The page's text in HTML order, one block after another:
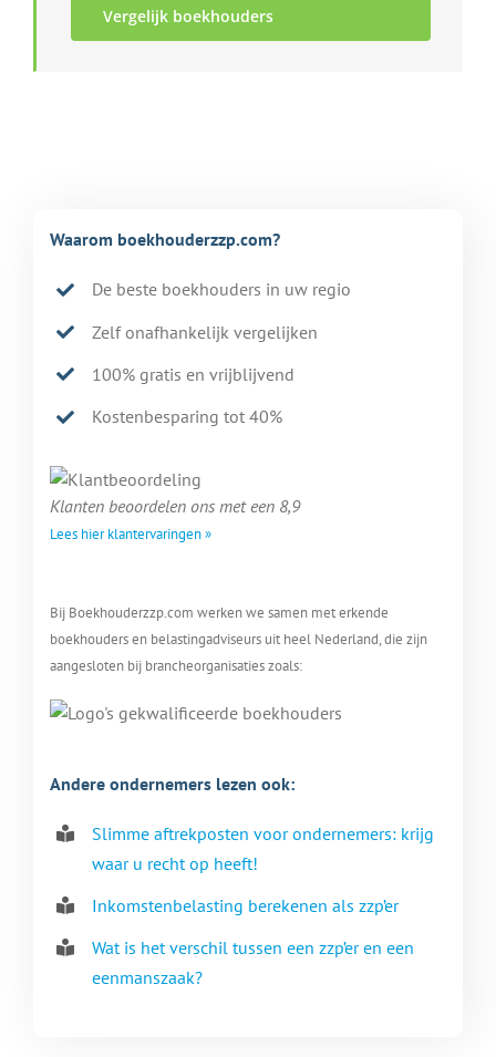
Vergelijk boekhouders
Waarom boekhouderzzp.com?
De beste boekhouders in uw regio
Zelf onafhankelijk vergelijken
100% gratis en vrijblijvend
Kostenbesparing tot 40%
Klanten beoordelen ons met een 8,9
Lees hier klantervaringen »
Bij Boekhouderzzp.com werken we samen met erkende
boekhouders en belastingadviseurs uit heel Nederland, die zijn
aangesloten bij brancheorganisaties zoals:
Andere ondernemers lezen ook:
Slimme aftrekposten voor ondernemers: krijg
waar u recht op heeft!
Inkomstenbelasting berekenen als zzp’er
Wat is het verschil tussen een zzp’er en een
eenmanszaak?